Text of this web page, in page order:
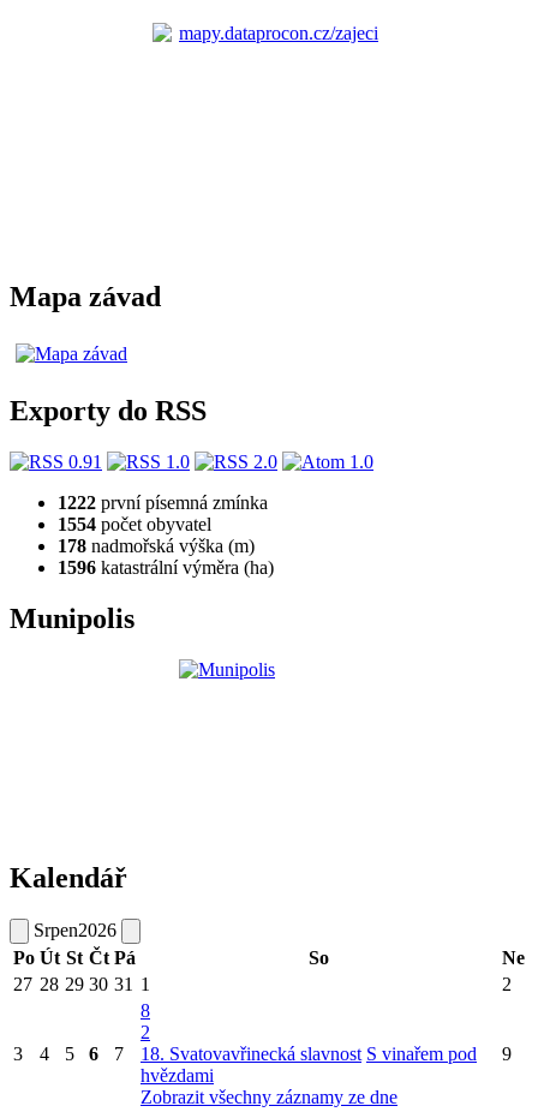
Mapa závad
Exporty do RSS
1222 první písemná zmínka
1554 počet obyvatel
178 nadmořská výška (m)
1596 katastrální výměra (ha)
Munipolis
Kalendář
Srpen2026
Po Út St Čt Pá So
Ne
27 28 29 30 31 1 2
3 4 5 6 7
8
2
18. Svatovavřinecká slavnost S vinařem pod
hvězdami
Zobrazit všechny záznamy ze dne
9